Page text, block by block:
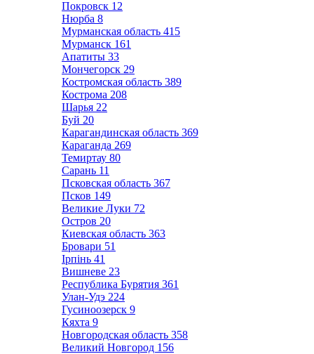
Покровск 12
Нюрба 8
Мурманская область 415
Мурманск 161
Апатиты 33
Мончегорск 29
Костромская область 389
Кострома 208
Шарья 22
Буй 20
Карагандинская область 369
Караганда 269
Темиртау 80
Сарань 11
Псковская область 367
Псков 149
Великие Луки 72
Остров 20
Киевская область 363
Бровари 51
Ірпінь 41
Вишневе 23
Республика Бурятия 361
Улан-Удэ 224
Гусиноозерск 9
Кяхта 9
Новгородская область 358
Великий Новгород 156